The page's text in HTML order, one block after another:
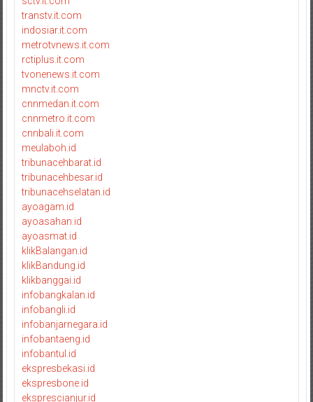
transtv.it.com
indosiar.it.com
metrotvnews.it.com
rctiplus.it.com
tvonenews.it.com
mnctv.it.com
cnnmedan.it.com
cnnmetro.it.com
cnnbali.it.com
meulaboh.id
tribunacehbarat.id
tribunacehbesar.id
tribunacehselatan.id
ayoagam.id
ayoasahan.id
ayoasmat.id
klikBalangan.id
klikBandung.id
klikbanggai.id
infobangkalan.id
infobangli.id
infobanjarnegara.id
infobantaeng.id
infobantul.id
ekspresbekasi.id
ekspresbone.id
eksprescianjur.id